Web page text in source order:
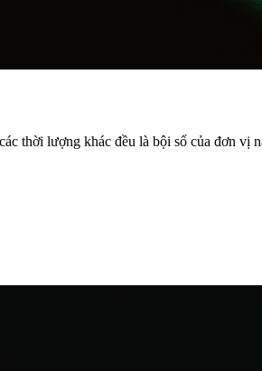
thời lượng khác đều là bội số của đơn vị